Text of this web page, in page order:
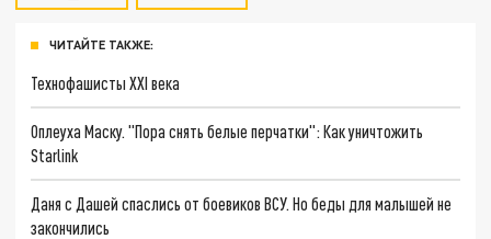
ЧИТАЙТЕ ТАКЖЕ:
Технофашисты XXI века
Оплеуха Маску. "Пора снять белые перчатки": Как уничтожить
Starlink
Даня с Дашей спаслись от боевиков ВСУ. Но беды для малышей не
закончились